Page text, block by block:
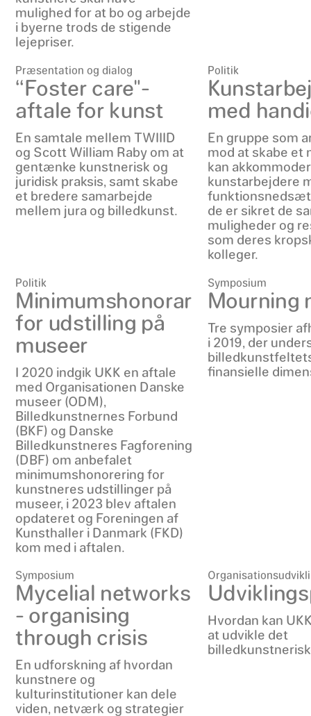
mulighed for at bo og arbejde
i byerne trods de stigende
lejepriser.
Præsentation og dialog
“Foster care"-
aftale for kunst
En samtale mellem TWIIID
og Scott William Raby om at
gentænke kunstnerisk og
juridisk praksis, samt skabe
et bredere samarbejde
mellem jura og billedkunst.
Politik
med
En gruppe som
mod at skabe et
kan
kunstarbejdere
de er sikret de
muligheder og
som deres
kolleger.
Politik
Minimumshonorar
for udstilling på
museer
I 2020 indgik UKK en aftale
med Organisationen Danske
museer (ODM),
Billedkunstnernes Forbund
(BKF) og Danske
Billedkunstneres Fagforening
(DBF) om anbefalet
minimumshonorering for
kunstneres udstillinger på
museer, i 2023 blev aftalen
opdateret og Foreningen af
Kunsthaller i Danmark (FKD)
kom med i aftalen.
Symposium
Mourning
Tre symposier
i 2019, der
finansielle
Symposium
Mycelial networks
- organising
through crisis
En udforskning af hvordan
kunstnere og
kulturinstitutioner kan dele
viden, netværk og strategier
Hvordan kan
at udvikle det